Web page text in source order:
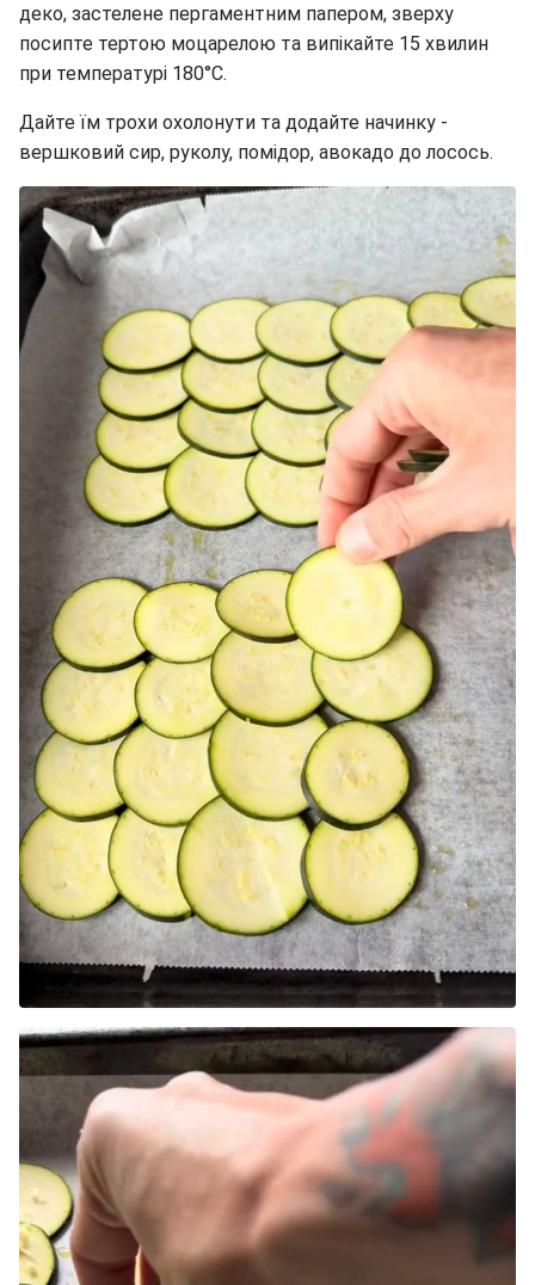
деко, застелене пергаментним папером, зверху
посипте тертою моцарелою та випікайте 15 хвилин
при температурі 180°C.
Дайте їм трохи охолонути та додайте начинку -
вершковий сир, руколу, помідор, авокадо до лосось.